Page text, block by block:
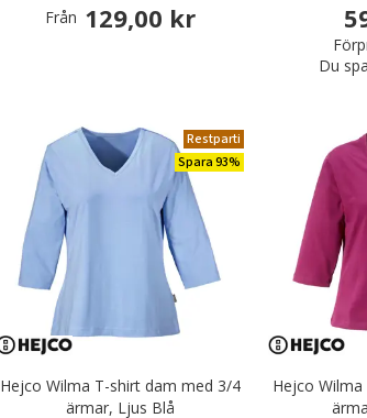
Från 129,00 kr
Du
Restparti
Spara 93%
Hejco Wilma T-shirt dam med 3/4
ärmar, Ljus Blå
Hejco